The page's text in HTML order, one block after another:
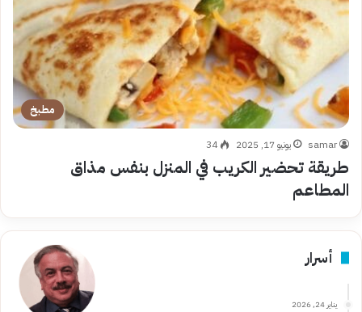
مطبخ
samar يونيو 17, 2025 34
طريقة تحضير الكريب في المنزل بنفس مذاق
المطاعم
أسرار
يناير 24, 2026